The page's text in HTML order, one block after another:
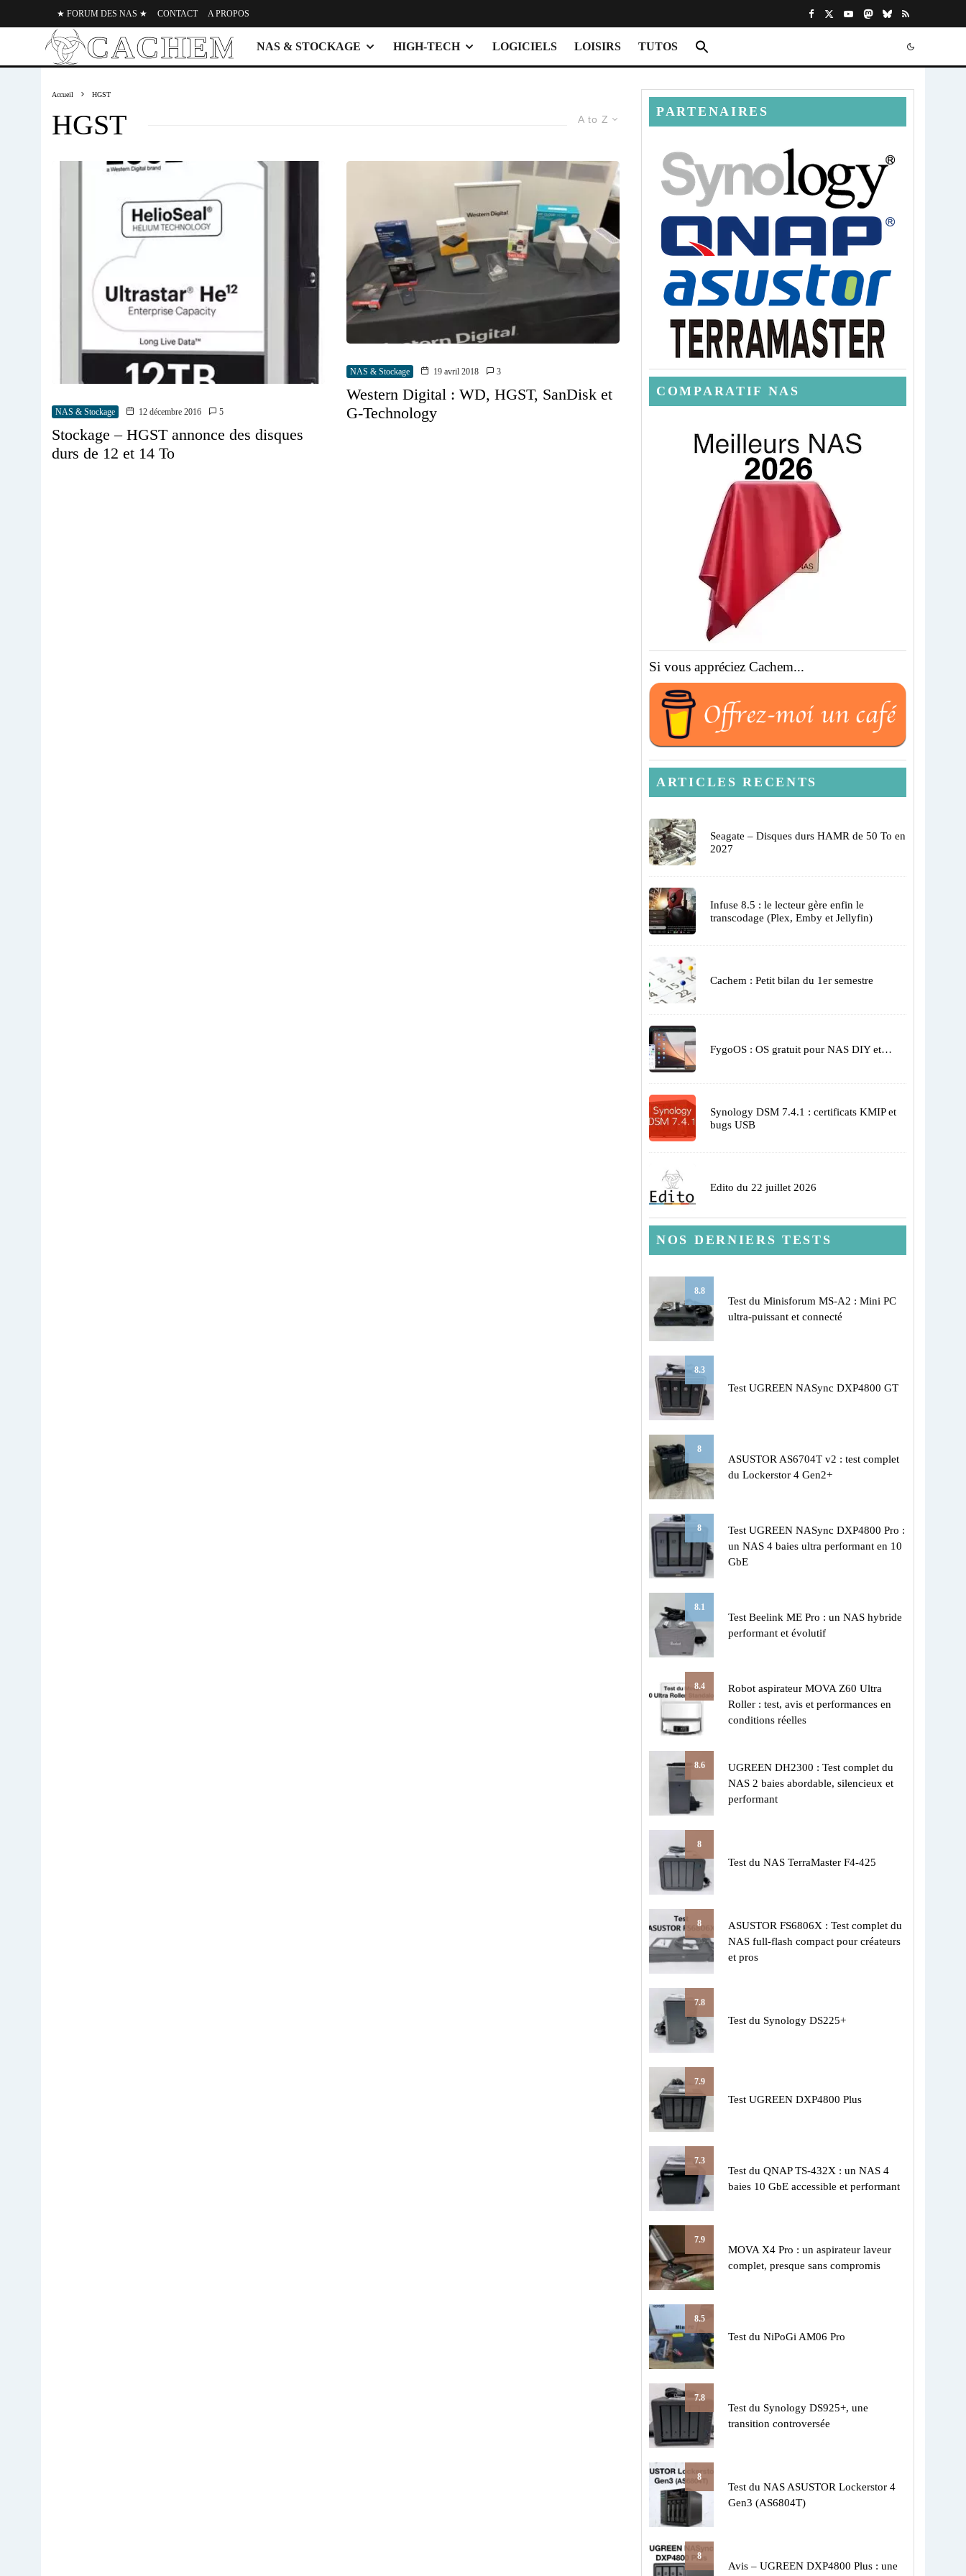
★ FORUM DES NAS ★ CONTACT A PROPOS
NAS & STOCKAGE HIGH-TECH LOGICIELS LOISIRS TUTOS
Accueil HGST
A to Z
HGST
NAS & Stockage 12 décembre 2016 5
Stockage – HGST annonce des disques
durs de 12 et 14 To
NAS & Stockage 19 avril 2018 3
Western Digital : WD, HGST, SanDisk et
G-Technology
PARTENAIRES
COMPARATIF NAS
Si vous appréciez Cachem...
ARTICLES RECENTS
Seagate – Disques durs HAMR de 50 To en
2027
Infuse 8.5 : le lecteur gère enfin le
transcodage (Plex, Emby et Jellyfin)
Cachem : Petit bilan du 1er semestre
FygoOS : OS gratuit pour NAS DIY et…
Synology DSM 7.4.1 : certificats KMIP et
bugs USB
Edito du 22 juillet 2026
NOS DERNIERS TESTS
8.8
Test du Minisforum MS-A2 : Mini PC
ultra-puissant et connecté
8.3
Test UGREEN NASync DXP4800 GT
8
ASUSTOR AS6704T v2 : test complet
du Lockerstor 4 Gen2+
8
Test UGREEN NASync DXP4800 Pro :
un NAS 4 baies ultra performant en 10
GbE
8.1
Test Beelink ME Pro : un NAS hybride
performant et évolutif
8.4
Robot aspirateur MOVA Z60 Ultra
Roller : test, avis et performances en
conditions réelles
8.6
UGREEN DH2300 : Test complet du
NAS 2 baies abordable, silencieux et
performant
8
Test du NAS TerraMaster F4-425
8
ASUSTOR FS6806X : Test complet du
NAS full-flash compact pour créateurs
et pros
7.8
Test du Synology DS225+
7.9
Test UGREEN DXP4800 Plus
7.3
Test du QNAP TS-432X : un NAS 4
baies 10 GbE accessible et performant
7.9
MOVA X4 Pro : un aspirateur laveur
complet, presque sans compromis
8.5
Test du NiPoGi AM06 Pro
7.8
Test du Synology DS925+, une
transition controversée
8
Test du NAS ASUSTOR Lockerstor 4
Gen3 (AS6804T)
8
Avis – UGREEN DXP4800 Plus : une